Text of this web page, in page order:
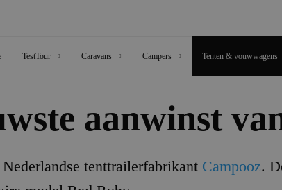
TestTour Caravans Campers Tenten & vouwwagens
aanwinst
tenttrailerfabrikant Campooz.